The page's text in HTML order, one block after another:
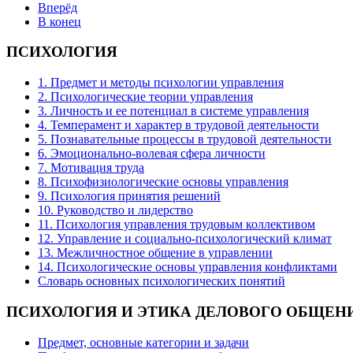
Вперёд
В конец
ПСИХОЛОГИЯ
1. Предмет и методы психологии управления
2. Психологические теории управления
3. Личность и ее потенциал в системе управления
4. Темперамент и характер в трудовой деятельности
5. Познавательные процессы в трудовой деятельности
6. Эмоционально-волевая сфера личности
7. Мотивация труда
8. Психофизиологические основы управления
9. Психология принятия решений
10. Руководство и лидерство
11. Психология управления трудовым коллективом
12. Управление и социально-психологический климат
13. Межличностное общение в управлении
14. Психологические основы управления конфликтами
Словарь основных психологических понятий
ПСИХОЛОГИЯ И ЭТИКА ДЕЛОВОГО
Предмет, основные категории и задачи